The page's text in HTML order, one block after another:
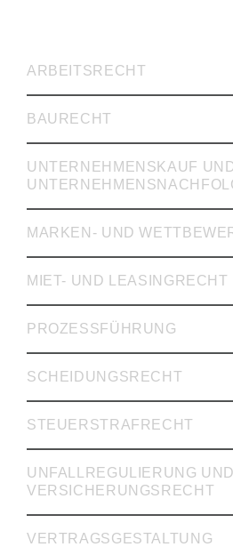
ARBEITSRECHT
BAURECHT
UNTERNEHMENSKAUF
MARKEN- UND
MIET- UND LEASINGRECHT
PROZESSFÜHRUNG
SCHEIDUNGSRECHT
STEUERSTRAFRECHT
UNFALLREGULIERUNG UND
VERSICHERUNGSRECHT
VERTRAGSGESTALTUNG